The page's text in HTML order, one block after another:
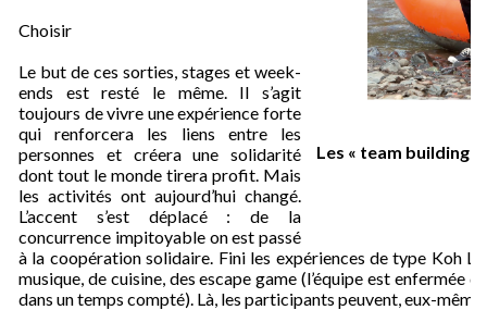
Les « team building
Choisir
Le but de ces sorties, stages et week-
ends est resté le même. Il s’agit
toujours de vivre une expérience forte
qui renforcera les liens entre les
personnes et créera une solidarité
dont tout le monde tirera profit. Mais
les activités ont aujourd’hui changé.
L’accent s’est déplacé : de la
concurrence impitoyable on est passé
à la coopération solidaire. Fini les expériences de type Koh
musique, de cuisine, des escape game (l’équipe est
dans un temps compté). Là, les participants peuvent, eux-